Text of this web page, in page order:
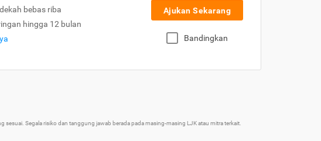
bebas riba
hingga 12 bulan
Ajukan Sekarang
Bandingkan
Segala risiko dan tanggung jawab berada pada masing-masing LJK atau mitra terkait.